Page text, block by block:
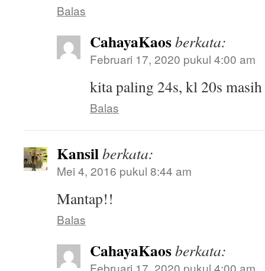
Balas
CahayaKaosberkata:
Februari 17, 2020 pukul 4:00 am
kita paling 24s, kl 20s
Balas
Kansilberkata:
Mei 4, 2016 pukul 8:44 am
Mantap!!
Balas
CahayaKaosberkata:
Februari 17, 2020 pukul 4:00 am